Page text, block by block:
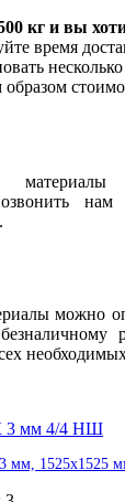
кг и вы
время
можно
мм, 1525x1525